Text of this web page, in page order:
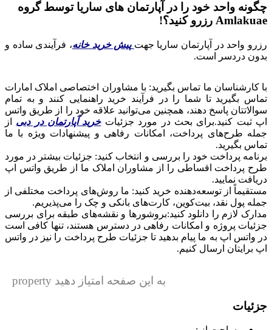
چگونه واحد خود را در آپارتمان های ساریا توسط گروه
Amlakuae رزرو کنید؟!
رزرو واحد در آپارتمان ساریا جهت پیش خرید خانه، فرآیندی ساده و
بدون دردسر است.
با کارشناسان ما تماس بگیرید: با مشاوران اختصاصی املاک امارات
تماس بگیرید تا شما را در فرآیند خرید راهنمایی کنند و به تمام
سوالاتتان پاسخ دهند، همچنین می‌توانید علاقه خود را از طریق واتس
اپ ثبت کنید.برای بحث در مورد جزئیات خرید آپارتمان در دبی از
جمله طرح‌های پرداخت، امکانات رفاهی و پیشنهادات ویژه با ما
تماس بگیرید.
برنامه پرداخت خود را بررسی و انتخاب کنید: جزئیات بیشتر در مورد
طرح پرداخت اقساطی را از مشاوران املاک ما از طریق واتس اپ
دریافت نمایید.
مستقیماً از توسعه‌دهنده خرید کنید: ما روش‌های پرداخت مختلفی از
جمله پول نقد، بیت‌کوین، کارت‌های بانکی و چک را می‌پذیریم.
مدارک لازم را دانلود کنید:بروشورها و نقشه‌های طبقه برای بررسی
جزئیات پروژه و امکانات رفاهی در دسترس هستند، تنها کافی است
در واتس اپ به ما پیام بدهید تا جزئیات طرح پرداخت را نیز در واتس
اپ برایتان ارسال کنیم.
به این صفحه امتیاز دهید property
جزئیات